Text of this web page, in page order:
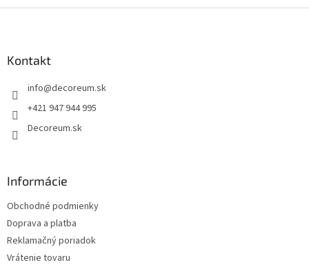
Kontakt
info@decoreum.sk
+421 947 944 995
Decoreum.sk
Informácie
Obchodné podmienky
Doprava a platba
Reklamačný poriadok
Vrátenie tovaru